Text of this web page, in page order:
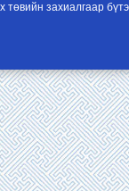
захиалгаар